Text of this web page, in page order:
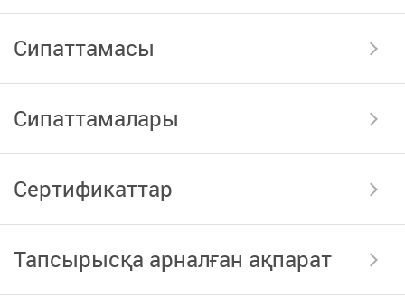
Сипаттамасы
Сипаттамалары
Сертификаттар
Тапсырысқа арналған ақпарат